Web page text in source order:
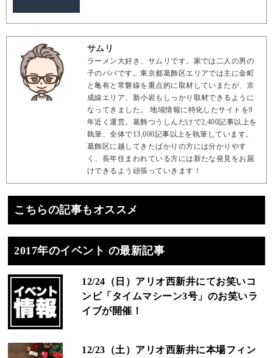
サムリ
ラーメン大好き、サムリです。家では二人の男の
子のパパです。東京都葛飾区エリアでは主に金町
と亀有と常磐線を重点的に取材していまたが、京
成線エリア、新小岩もしっかり取材できるように
なってきました。 地域情報に特化したサイトを9
年近く運営。葛飾つうしんだけで2,400記事以上を
執筆、全体で13,000記事以上を執筆しています。
葛飾区に越してきたばかりの方には分かりやす
く、長年住まわれている方には新たな発見をお届
けできるよう頑張っていきます！
こちらの記事もオススメ
2017年のイベント の最新記事
12/24（日）アリオ西新井にてお笑いコ
ンビ「タイムマシーン3号」のお笑いラ
イブが開催！
12/23（土）アリオ西新井に本場フィン